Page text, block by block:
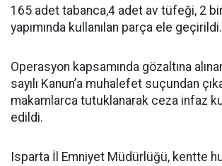
165 adet tabanca,4 adet av tüfeği, 2
yapımında kullanılan parça ele geçirildi.
Operasyon kapsamında gözaltına
sayılı Kanun’a muhalefet suçundan
makamlarca tutuklanarak ceza infaz
edildi.
Isparta İl Emniyet Müdürlüğü, kentte